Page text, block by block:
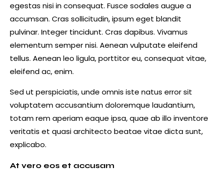
egestas nisi in consequat. Fusce sodales augue a
accumsan. Cras sollicitudin, ipsum eget blandit
pulvinar. Integer tincidunt. Cras dapibus. Vivamus
elementum semper nisi. Aenean vulputate eleifend
tellus. Aenean leo ligula, porttitor eu, consequat vitae,
eleifend ac, enim.
Sed ut perspiciatis, unde omnis iste natus error sit
voluptatem accusantium doloremque laudantium,
totam rem aperiam eaque ipsa, quae ab illo inventore
veritatis et quasi architecto beatae vitae dicta sunt,
explicabo.
At vero eos et accusam